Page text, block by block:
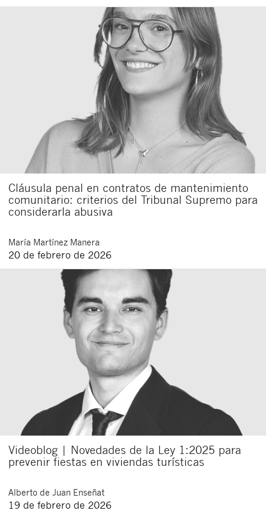
Cláusula penal en contratos de mantenimiento
comunitario: criterios del Tribunal Supremo para
considerarla abusiva
María Martínez Manera
20 de febrero de 2026
Videoblog | Novedades de la Ley 1:2025 para
prevenir fiestas en viviendas turísticas
Alberto de Juan Enseñat
19 de febrero de 2026